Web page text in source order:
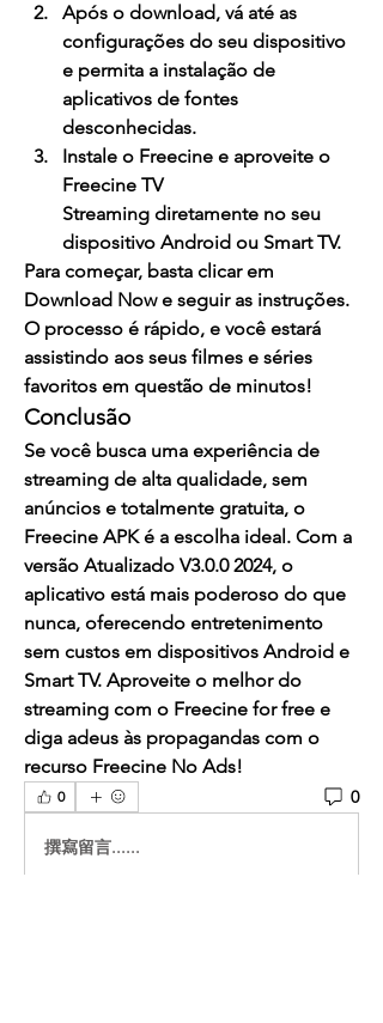
Após o download, vá até as
configurações do seu dispositivo
e permita a instalação de
aplicativos de fontes
desconhecidas.
Instale o Freecine
Freecine TV
Streaming diretamente no seu
dispositivo Android ou Smart TV.
Download Now e seguir as instruções.
O processo é rápido, e você estará
assistindo aos seus filmes e séries
favoritos em questão de minutos!
Conclusão
Se você busca uma experiência de
streaming de alta qualidade, sem
Freecine APK é a escolha ideal. Com a
versão Atualizado V3.0.0 2024, o
aplicativo está mais poderoso do que
nunca, oferecendo entretenimento
sem custos em dispositivos Android e
Smart TV. Aproveite o melhor do
streaming com o Freecine for free e
diga adeus às propagandas com o
recurso Freecine No Ads!
0 0
撰寫留言......